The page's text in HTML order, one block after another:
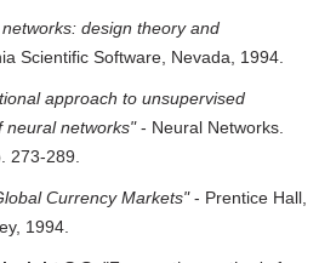
design theory and
Scientific Software, Nevada, 1994.
approach to unsupervised
neural networks"- Neural Networks.
273-289.
Currency Markets"- Prentice Hall,
1994.